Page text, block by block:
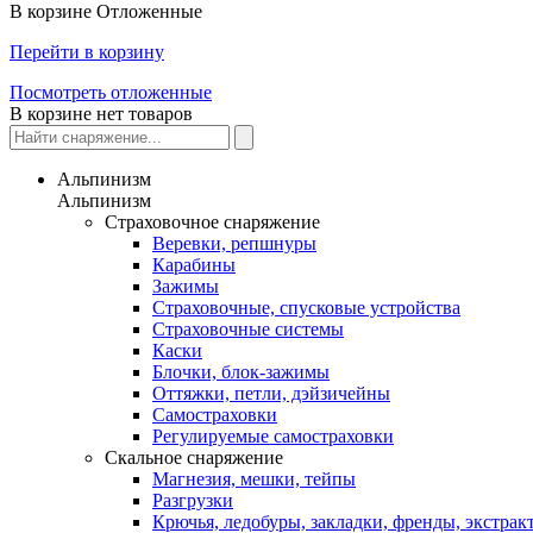
В корзине Отложенные
Перейти в корзину
Посмотреть отложенные
В корзине нет товаров
Альпинизм
Альпинизм
Страховочное снаряжение
Веревки, репшнуры
Карабины
Зажимы
Страховочные, спусковые устройства
Страховочные системы
Каски
Блочки, блок-зажимы
Оттяжки, петли, дэйзичейны
Самостраховки
Регулируемые самостраховки
Скальное снаряжение
Магнезия, мешки, тейпы
Разгрузки
Крючья, ледобуры, закладки, френды,